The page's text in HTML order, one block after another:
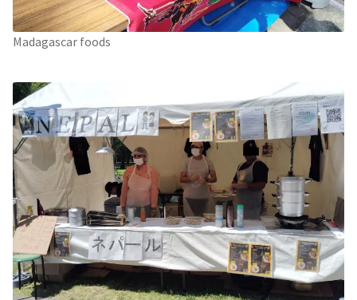
Madagascar foods